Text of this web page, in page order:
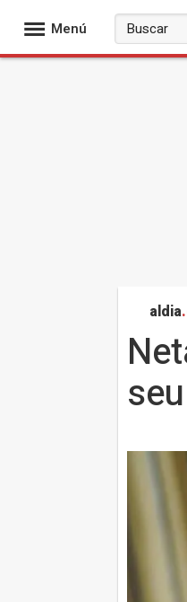
Menú
aldia